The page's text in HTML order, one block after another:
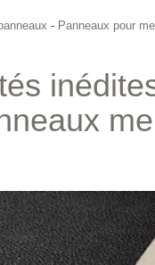
- Panneaux pour